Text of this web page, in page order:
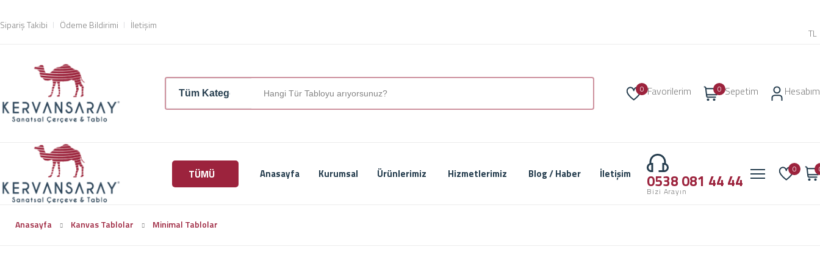
Sipariş Takibi Ödeme Bildirimi İletişim
TL
0 Favorilerim 0 Sepetim Hesabım
TÜMÜ Anasayfa Kurumsal Ürünlerimiz Hizmetlerimiz Blog / Haber İletişim 0538 081 44 44
Bizi Arayın
0
Anasayfa Kanvas Tablolar Minimal Tablolar